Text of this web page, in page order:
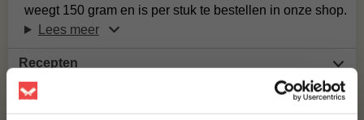
weegt 150 gram en is per stuk te bestellen in onze shop.
Lees meer
Recepten
Voedingswaarde